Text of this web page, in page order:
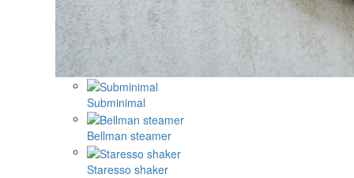
Subminimal
Bellman steamer
Staresso shaker